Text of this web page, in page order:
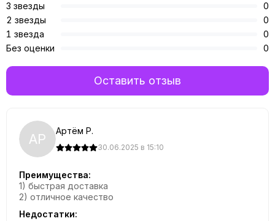
АР Артём Р.
30.06.2025 в 15:10
Преимущества:
1) быстрая доставка
2) отличное качество
Недостатки:
3 звезды
0
2 звезды
0
1 звезда
0
Без оценки
0
Оставить отзыв